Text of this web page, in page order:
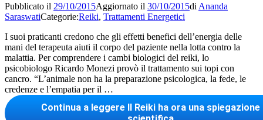
Pubblicato il 29/10/2015Aggiornato il 30/10/2015di Ananda
SaraswatiCategorie:Reiki, Trattamenti Energetici
I suoi praticanti credono che gli effetti benefici dell’energia delle
mani del terapeuta aiuti il corpo del paziente nella lotta contro la
malattia. Per comprendere i cambi biologici del reiki, lo
psicobiologo Ricardo Monezi provò il trattamento sui topi con
cancro. “L’animale non ha la preparazione psicologica, la fede, le
credenze e l’empatia per il …
Continua a leggere Il Reiki ha ora una spiegazione